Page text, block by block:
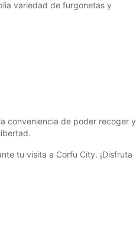
variedad de furgonetas y
conveniencia de poder recoger y
tu visita a Corfu City. ¡Disfruta